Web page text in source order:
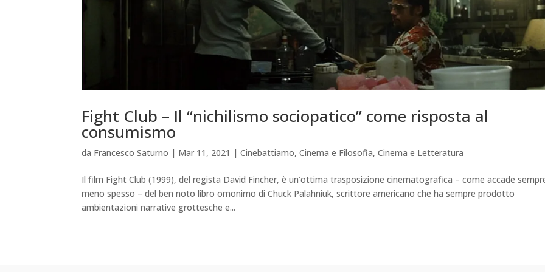
Fight Club – Il “nichilismo sociopatico” come risposta al
consumismo
da Francesco Saturno | Mar 11, 2021 |Cinebattiamo,Cinema e Filosofia,Cinema e Letteratura
Il film Fight Club (1999), del regista David Fincher, è un’ottima trasposizione cinematografica – come accade
meno spesso – del ben noto libro omonimo di Chuck Palahniuk, scrittore americano che ha sempre prodotto
ambientazioni narrative grottesche e...